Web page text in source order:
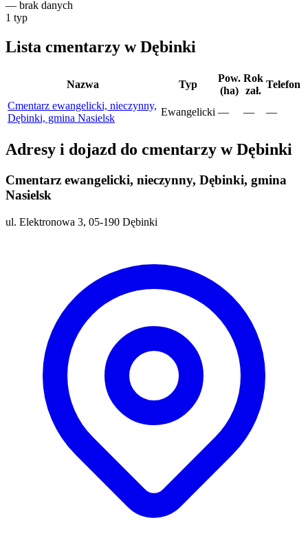
— brak danych
1 typ
Lista cmentarzy w Dębinki
Nazwa Typ
Pow.
(ha)
Rok
zał.
Telefon
Cmentarz ewangelicki, nieczynny,
Dębinki, gmina Nasielsk
Ewangelicki — — —
Adresy i dojazd do cmentarzy w Dębinki
Cmentarz ewangelicki, nieczynny, Dębinki, gmina
Nasielsk
ul. Elektronowa 3, 05-190 Dębinki